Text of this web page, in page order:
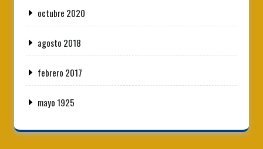
octubre 2020
agosto 2018
febrero 2017
mayo 1925